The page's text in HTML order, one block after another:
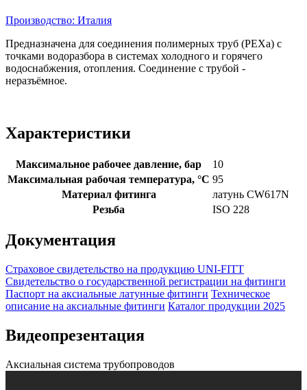
Производство: Италия
Предназначена для соединения полимерных труб (PEXа) с
точками водоразбора в системах холодного и горячего
водоснабжения, отопления. Соединение с трубой -
неразъёмное.
Характеристики
Максимальное рабочее давление, бар
10
Максимальная рабочая температура, °С 95
Материал фитинга
латунь CW617N
Резьба
ISO 228
Документация
Страховое свидетельство на продукцию UNI-FITT
Свидетельство о государственной регистрации на фитинги
Паспорт на аксиальные латунные фитинги Техническое
описание на аксиальные фитинги Каталог продукции 2025
Видеопрезентация
Аксиальная система трубопроводов